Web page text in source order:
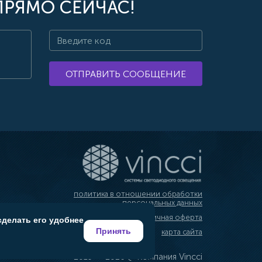
СЕЙЧАС!
ОТПРАВИТЬ СООБЩЕНИЕ
политика в отношении обработки
персональных данных
публичная оферта
карта сайта
2019 — 2026 @ Компания Vincci
его удобнее
Принять